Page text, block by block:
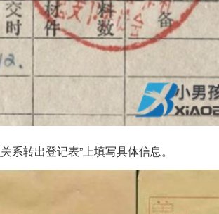
系转出登记表”上填写具体信息。